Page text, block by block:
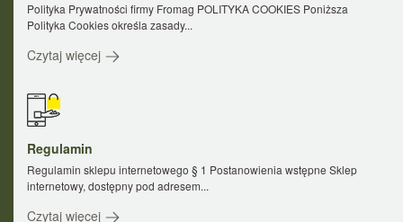
Polityka Prywatności firmy Fromag POLITYKA COOKIES Poniższa
Polityka Cookies określa zasady...
Czytaj więcej
Regulamin
Regulamin sklepu internetowego § 1 Postanowienia wstępne Sklep
internetowy, dostępny pod adresem...
Czytaj więcej